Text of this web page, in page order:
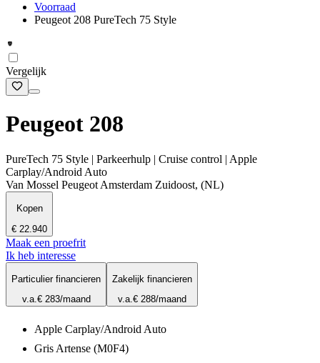
Voorraad
Peugeot 208 PureTech 75 Style
Vergelijk
Peugeot 208
PureTech 75 Style | Parkeerhulp | Cruise control | Apple
Carplay/Android Auto
Van Mossel Peugeot Amsterdam Zuidoost, (NL)
Kopen
€ 22.940
Maak een proefrit
Ik heb interesse
Particulier financieren
v.a.€ 283/maand
Zakelijk financieren
v.a.€ 288/maand
Apple Carplay/Android Auto
Gris Artense (M0F4)